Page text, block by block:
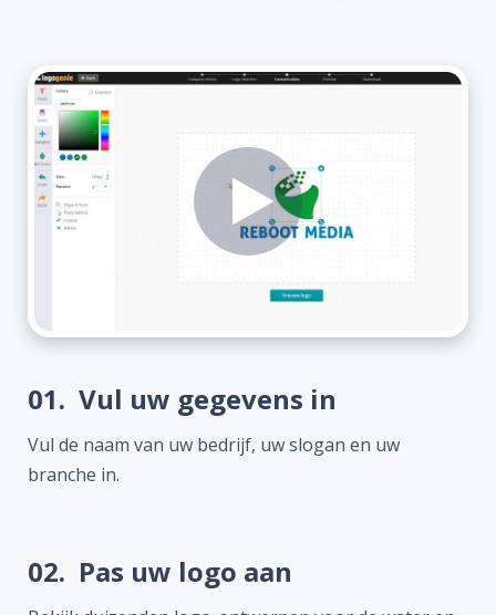
01. Vul uw gegevens in
Vul de naam van uw bedrijf, uw slogan en uw
branche in.
02. Pas uw logo aan